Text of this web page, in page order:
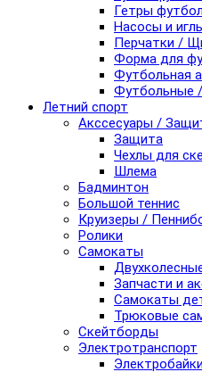
Гетры
Насосы и
Перчатки /
Форма для
Футбольная
Футбольные
Летний спорт
Акссесуары /
Защита
Чехлы для
Шлема
Бадминтон
Большой теннис
Круизеры /
Ролики
Самокаты
Запчасти и
Самокаты
Трюковые
Скейтборды
Электротранспорт